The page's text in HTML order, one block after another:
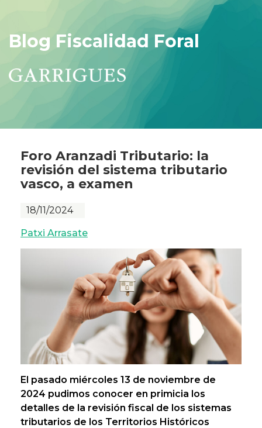
Blog Fiscalidad Foral
Foro Aranzadi Tributario: la
revisión del sistema tributario
vasco, a examen
18/11/2024
Patxi Arrasate
El pasado miércoles 13 de noviembre de
2024 pudimos conocer en primicia los
detalles de la revisión fiscal de los sistemas
tributarios de los Territorios Históricos